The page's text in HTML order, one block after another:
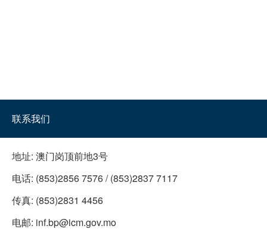
联系我们
地址: 澳门岗顶前地3号
电话: (853)2856 7576 / (853)2837 7117
传真: (853)2831 4456
电邮: inf.bp@icm.gov.mo